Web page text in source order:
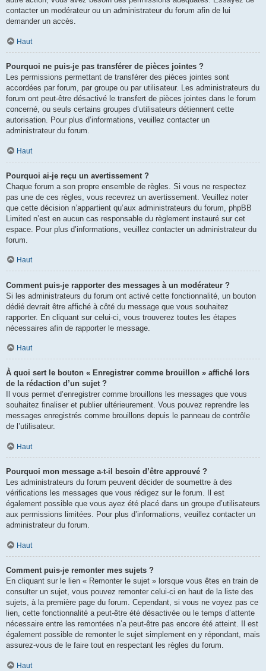
contacter un modérateur ou un administrateur du forum afin de lui
demander un accès.
Haut
Pourquoi ne puis-je pas transférer de pièces jointes ?
Les permissions permettant de transférer des pièces jointes sont
accordées par forum, par groupe ou par utilisateur. Les administrateurs du
forum ont peut-être désactivé le transfert de pièces jointes dans le forum
concerné, ou seuls certains groupes d’utilisateurs détiennent cette
autorisation. Pour plus d’informations, veuillez contacter un
administrateur du forum.
Haut
Pourquoi ai-je reçu un avertissement ?
Chaque forum a son propre ensemble de règles. Si vous ne respectez
pas une de ces règles, vous recevrez un avertissement. Veuillez noter
que cette décision n’appartient qu’aux administrateurs du forum, phpBB
Limited n’est en aucun cas responsable du règlement instauré sur cet
espace. Pour plus d’informations, veuillez contacter un administrateur du
forum.
Haut
Comment puis-je rapporter des messages à un modérateur ?
Si les administrateurs du forum ont activé cette fonctionnalité, un bouton
dédié devrait être affiché à côté du message que vous souhaitez
rapporter. En cliquant sur celui-ci, vous trouverez toutes les étapes
nécessaires afin de rapporter le message.
Haut
À quoi sert le bouton « Enregistrer comme brouillon » affiché lors
de la rédaction d’un sujet ?
Il vous permet d’enregistrer comme brouillons les messages que vous
souhaitez finaliser et publier ultérieurement. Vous pouvez reprendre les
messages enregistrés comme brouillons depuis le panneau de contrôle
de l’utilisateur.
Haut
Pourquoi mon message a-t-il besoin d’être approuvé ?
Les administrateurs du forum peuvent décider de soumettre à des
vérifications les messages que vous rédigez sur le forum. Il est
également possible que vous ayez été placé dans un groupe d’utilisateurs
aux permissions limitées. Pour plus d’informations, veuillez contacter un
administrateur du forum.
Haut
Comment puis-je remonter mes sujets ?
En cliquant sur le lien « Remonter le sujet » lorsque vous êtes en train de
consulter un sujet, vous pouvez remonter celui-ci en haut de la liste des
sujets, à la première page du forum. Cependant, si vous ne voyez pas ce
lien, cette fonctionnalité a peut-être été désactivée ou le temps d’attente
nécessaire entre les remontées n’a peut-être pas encore été atteint. Il est
également possible de remonter le sujet simplement en y répondant, mais
assurez-vous de le faire tout en respectant les règles du forum.
Haut